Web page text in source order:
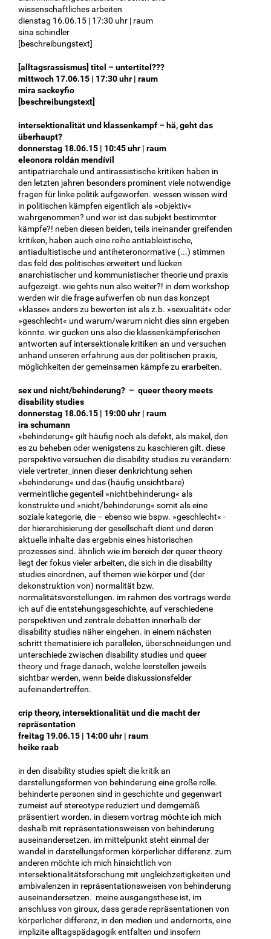
wissenschaftliches arbeiten
dienstag 16.06.15 | 17:30 uhr | raum
sina schindler
[beschreibungstext]
[alltagsrassismus] titel – untertitel???
mittwoch 17.06.15 | 17:30 uhr | raum
mira sackeyfio
[beschreibungstext]
intersektionalität und klassenkampf – hä, geht das
überhaupt?
donnerstag 18.06.15 | 10:45 uhr | raum
eleonora roldán mendívil
antipatriarchale und antirassistische kritiken haben in
den letzten jahren besonders prominent viele notwendige
fragen für linke politik aufgeworfen. wessen wissen wird
in politischen kämpfen eigentlich als »objektiv«
wahrgenommen? und wer ist das subjekt bestimmter
kämpfe?! neben diesen beiden, teils ineinander greifenden
kritiken, haben auch eine reihe antiableistische,
antiadultistische und antiheteronormative (...) stimmen
das feld des politisches erweitert und lücken
anarchistischer und kommunistischer theorie und praxis
aufgezeigt. wie gehts nun also weiter?! in dem workshop
werden wir die frage aufwerfen ob nun das konzept
»klasse« anders zu bewerten ist als z.b. »sexualität« oder
»geschlecht« und warum/warum nicht dies sinn ergeben
könnte. wir gucken uns also die klassenkämpferischen
antworten auf intersektionale kritiken an und versuchen
anhand unseren erfahrung aus der politischen praxis,
möglichkeiten der gemeinsamen kämpfe zu erarbeiten.
sex und nicht/behinderung? – queer theory meets
disability studies
donnerstag 18.06.15 | 19:00 uhr | raum
ira schumann
»behinderung« gilt häufig noch als defekt, als makel, den
es zu beheben oder wenigstens zu kaschieren gilt. diese
perspektive versuchen die disability studies zu verändern:
viele vertreter_innen dieser denkrichtung sehen
»behinderung« und das (häufig unsichtbare)
vermeintliche gegenteil »nichtbehinderung« als
konstrukte und »nicht/behinderung« somit als eine
soziale kategorie, die – ebenso wie bspw. »geschlecht« -
der hierarchisierung der gesellschaft dient und deren
aktuelle inhalte das ergebnis eines historischen
prozesses sind. ähnlich wie im bereich der queer theory
liegt der fokus vieler arbeiten, die sich in die disability
studies einordnen, auf themen wie körper und (der
dekonstruktion von) normalität bzw.
normalitätsvorstellungen. im rahmen des vortrags werde
ich auf die entstehungsgeschichte, auf verschiedene
perspektiven und zentrale debatten innerhalb der
disability studies näher eingehen. in einem nächsten
schritt thematisiere ich parallelen, überschneidungen und
unterschiede zwischen disability studies und queer
theory und frage danach, welche leerstellen jeweils
sichtbar werden, wenn beide diskussionsfelder
aufeinandertreffen.
crip theory, intersektionalität und die macht der
repräsentation
freitag 19.06.15 | 14:00 uhr | raum
heike raab
in den disability studies spielt die kritik an
darstellungsformen von behinderung eine große rolle.
behinderte personen sind in geschichte und gegenwart
zumeist auf stereotype reduziert und demgemäß
präsentiert worden. in diesem vortrag möchte ich mich
deshalb mit repräsentationsweisen von behinderung
auseinandersetzen. im mittelpunkt steht einmal der
wandel in darstellungsformen körperlicher differenz. zum
anderen möchte ich mich hinsichtlich von
intersektionalitätsforschung mit ungleichzeitigkeiten und
ambivalenzen in repräsentationsweisen von behinderung
auseinandersetzen. meine ausgangsthese ist, im
anschluss von giroux, dass gerade repräsentationen von
körperlicher differenz, in den medien und andernorts, eine
implizite alltagspädagogik entfalten und insofern